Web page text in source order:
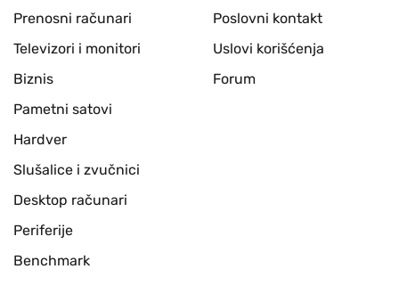
Prenosni računari
Televizori i monitori
Biznis
Pametni satovi
Hardver
Slušalice i zvučnici
Desktop računari
Periferije
Benchmark
Poslovni kontakt
Uslovi korišćenja
Forum